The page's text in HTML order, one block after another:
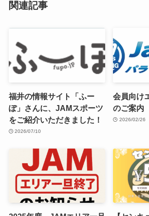
関連記事
福井の情報サイト「ふー
ぽ」さんに、JAMスポーツ
をご紹介いただきました！
2026/07/10
会員向け
のご案内
2026/02/26